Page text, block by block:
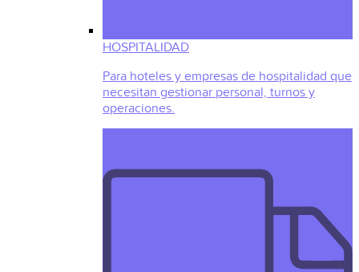
HOSPITALIDAD
Para hoteles y empresas de hospitalidad que
necesitan gestionar personal, turnos y
operaciones.